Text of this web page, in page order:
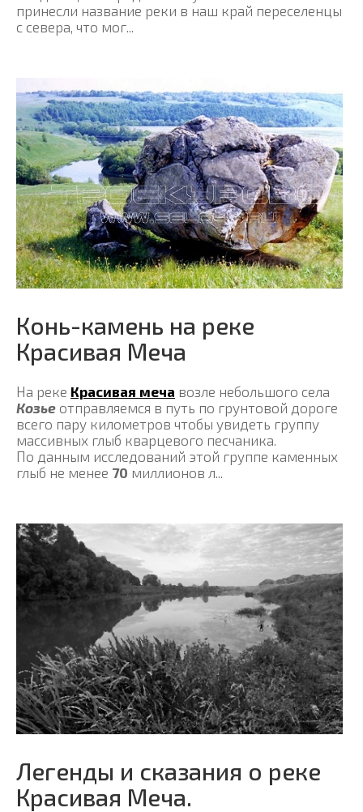
принесли название реки в наш край переселенцы
с севера, что мог...
Конь-камень на реке
Красивая Меча
На реке Красивая меча возле небольшого села
Козье отправляемся в путь по грунтовой дороге
всего пару километров чтобы увидеть группу
массивных глыб кварцевого песчаника.
По данным исследований этой группе каменных
глыб не менее 70 миллионов л...
Легенды и сказания о реке
Красивая Меча.